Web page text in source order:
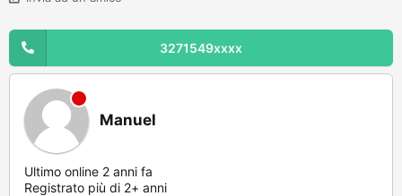
3271549xxxx
Manuel
Ultimo online 2 anni fa
Registrato più di 2+ anni